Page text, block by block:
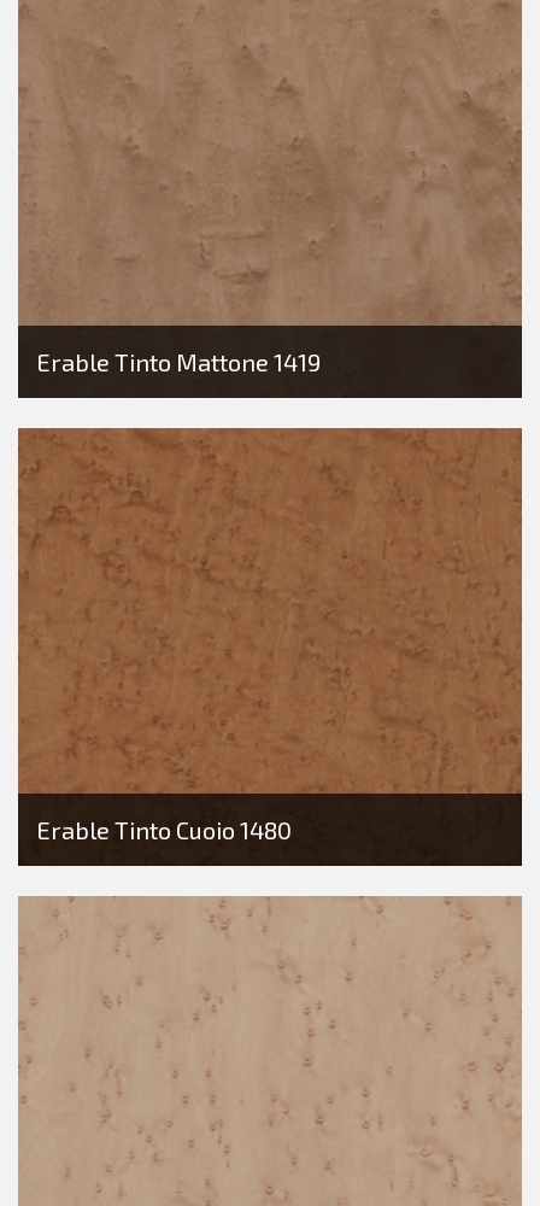
Erable Tinto Mattone 1419
Erable Tinto Cuoio 1480